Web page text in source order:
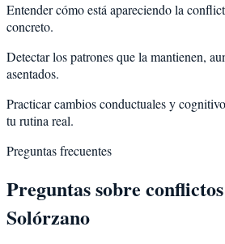
Entender cómo está apareciendo la
concreto.
Detectar los patrones que la mantienen,
asentados.
Practicar cambios conductuales y
tu rutina real.
Preguntas frecuentes
Preguntas sobre
Solórzano